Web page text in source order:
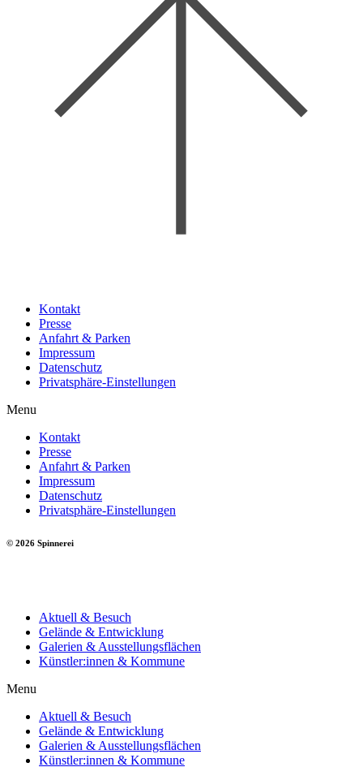
Kontakt
Presse
Anfahrt & Parken
Impressum
Datenschutz
Privatsphäre-Einstellungen
Menu
Kontakt
Presse
Anfahrt & Parken
Impressum
Datenschutz
Privatsphäre-Einstellungen
© 2026 Spinnerei
Aktuell & Besuch
Gelände & Entwicklung
Galerien & Ausstellungsflächen
Künstler:innen & Kommune
Menu
Aktuell & Besuch
Gelände & Entwicklung
Galerien & Ausstellungsflächen
Künstler:innen & Kommune